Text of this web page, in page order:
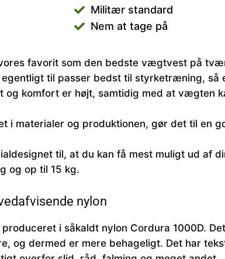
Militær standard
Nem at tage på
favorit som den bedste vægtvest på
egentligt til passer bedst til styrketræning,
og komfort er højt, samtidig med at vægten
i materialer og produktionen, gør det til en
til, at du kan få mest muligt ud af
og op til 15 kg.
nylon
i såkaldt nylon Cordura 1000D.
og dermed er mere behageligt. Det har